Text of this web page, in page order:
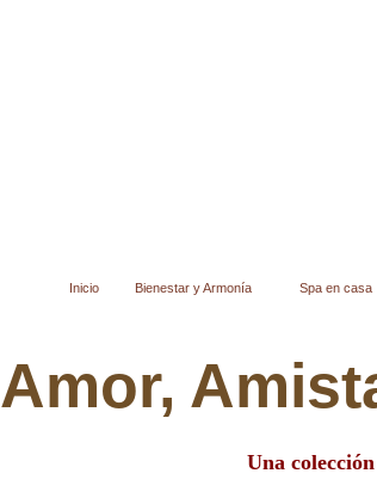
Inicio Bienestar y Armonía Spa en casa
Amor,
Una